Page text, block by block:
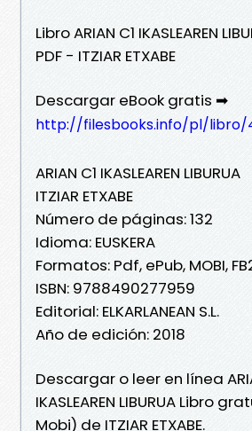
Libro ARIAN C1 IKASLEAREN
PDF - ITZIAR ETXABE
Descargar eBook gratis ➡
http://filesbooks.info/pl/libro/
ARIAN C1 IKASLEAREN LIBURUA
ITZIAR ETXABE
Número de páginas: 132
Idioma: EUSKERA
Formatos: Pdf, ePub, MOBI,
ISBN: 9788490277959
Editorial: ELKARLANEAN S.L.
Año de edición: 2018
Descargar o leer en línea
IKASLEAREN LIBURUA Libro
Mobi) de ITZIAR ETXABE.